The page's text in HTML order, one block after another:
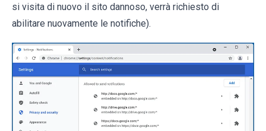
si visita di nuovo il sito dannoso, verrà richiesto di
abilitare nuovamente le notifiche).